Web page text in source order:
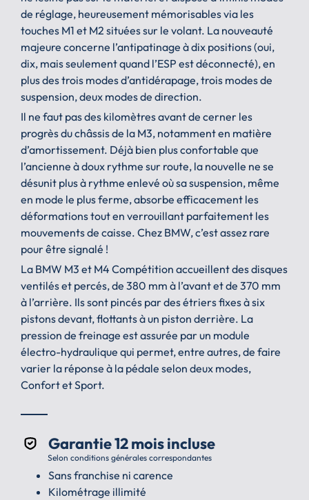
de réglage, heureusement mémorisables via les
touches M1 et M2 situées sur le volant. La nouveauté
majeure concerne l’antipatinage à dix positions (oui,
dix, mais seulement quand l’ESP est déconnecté), en
plus des trois modes d’antidérapage, trois modes de
suspension, deux modes de direction.
Il ne faut pas des kilomètres avant de cerner les
progrès du châssis de la M3, notamment en matière
d’amortissement. Déjà bien plus confortable que
l’ancienne à doux rythme sur route, la nouvelle ne se
désunit plus à rythme enlevé où sa suspension, même
en mode le plus ferme, absorbe efficacement les
déformations tout en verrouillant parfaitement les
mouvements de caisse. Chez BMW, c’est assez rare
pour être signalé !
La BMW M3 et M4 Compétition accueillent des disques
ventilés et percés, de 380 mm à l’avant et de 370 mm
à l’arrière. Ils sont pincés par des étriers fixes à six
pistons devant, flottants à un piston derrière. La
pression de freinage est assurée par un module
électro-hydraulique qui permet, entre autres, de faire
varier la réponse à la pédale selon deux modes,
Confort et Sport.
Garantie 12 mois incluse
Selon conditions générales correspondantes
Sans franchise ni carence
Kilométrage illimité